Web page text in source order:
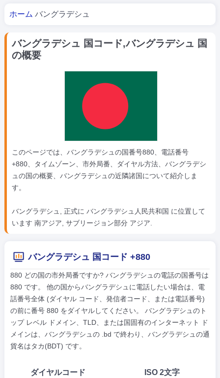
あなたはここにいる
ホーム バングラデシュ
バングラデシュ 国コード,バングラデシュ 国
の概要
このページでは、バングラデシュの国番号880、電話番号
+880、タイムゾーン、市外局番、ダイヤル方法、バングラデシ
ュの国の概要、バングラデシュの近隣諸国について紹介しま
す。
バングラデシュ, 正式に バングラデシュ人民共和国 に位置して
います 南アジア, サブリージョン部分 アジア.
バングラデシュ 国コード +880
880 どの国の市外局番ですか? バングラデシュの電話の国番号は
880 です。 他の国からバングラデシュに電話したい場合は、電
話番号全体 (ダイヤル コード、発信者コード、または電話番号)
の前に番号 880 をダイヤルしてください。 バングラデシュのト
ップ レベル ドメイン、TLD、または国固有のインターネット ド
メインは、バングラデシュの .bd で終わり、バングラデシュの通
貨名はタカ(BDT) です。
ダイヤルコード ISO 2文字